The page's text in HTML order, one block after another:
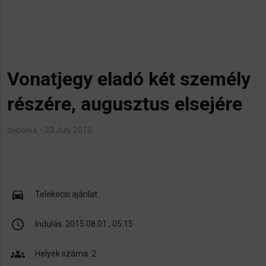
Vonatjegy eladó két személy
részére, augusztus elsejére
GyDorka 23 July 2015
directions_car Telekocsi ajánlat
schedule Indulás: 2015.08.01., 05:15
groups Helyek száma: 2